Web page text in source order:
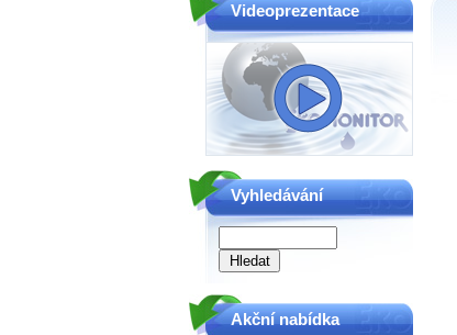
Videoprezentace
Vyhledávání
Akční nabídka